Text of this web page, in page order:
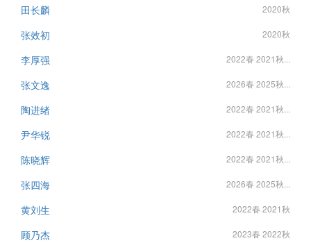
田长麟 2020秋
张效初 2020秋
李厚强 2022春 2021秋...
张文逸 2026春 2025秋...
陶进绪 2022春 2021秋...
尹华锐 2022春 2021秋...
陈晓辉 2022春 2021秋...
张四海 2026春 2025秋...
黄刘生 2022春 2021秋
顾乃杰 2023春 2022秋